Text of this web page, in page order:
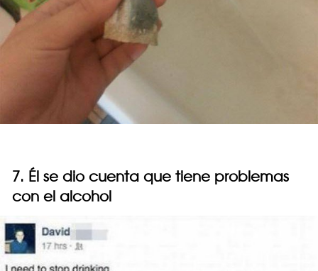
7. Él se dio cuenta que tiene problemas
con el alcohol